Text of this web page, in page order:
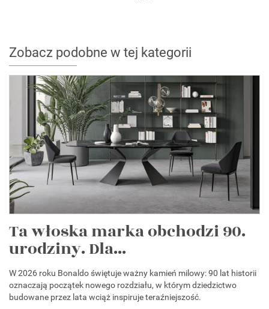
Zobacz podobne w tej kategorii
Ta włoska marka obchodzi 90.
urodziny. Dla...
W 2026 roku Bonaldo świętuje ważny kamień milowy: 90 lat historii
oznaczają początek nowego rozdziału, w którym dziedzictwo
budowane przez lata wciąż inspiruje teraźniejszość.